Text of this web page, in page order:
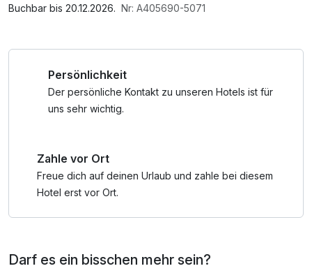
Umgeben von der wunderschönen Natur des Teutoburger
Orientierung.
Auch Ihr Hund soll einen luxuriösen Aufenthalt genießen,
* auf Leihbasis
** einmalig anwendbar im Aufenthaltszeitraum für
1 Flasche Mineralwasser, Saunabenutzung,
Buchbar bis 20.12.2026. Nr: A405690-5071
Persönlichkeit
Der persönliche Kontakt zu unseren Hotels ist für
uns sehr wichtig.
Zahle vor Ort
Freue dich auf deinen Urlaub und zahle bei diesem
Hotel erst vor Ort.
Darf es ein bisschen mehr sein?